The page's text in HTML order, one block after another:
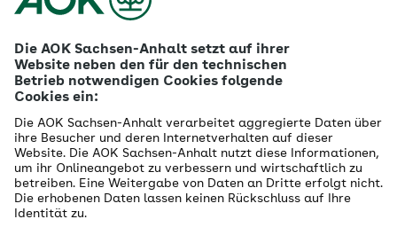
Karriere
Betriebliches Gesundheitsmanagement
Firmenkunden
Gesundheitspartner
Betreuer- & Bevollmächtigte
Die AOK - Wir über uns
Grounding Page
Innovationsportal
Presse